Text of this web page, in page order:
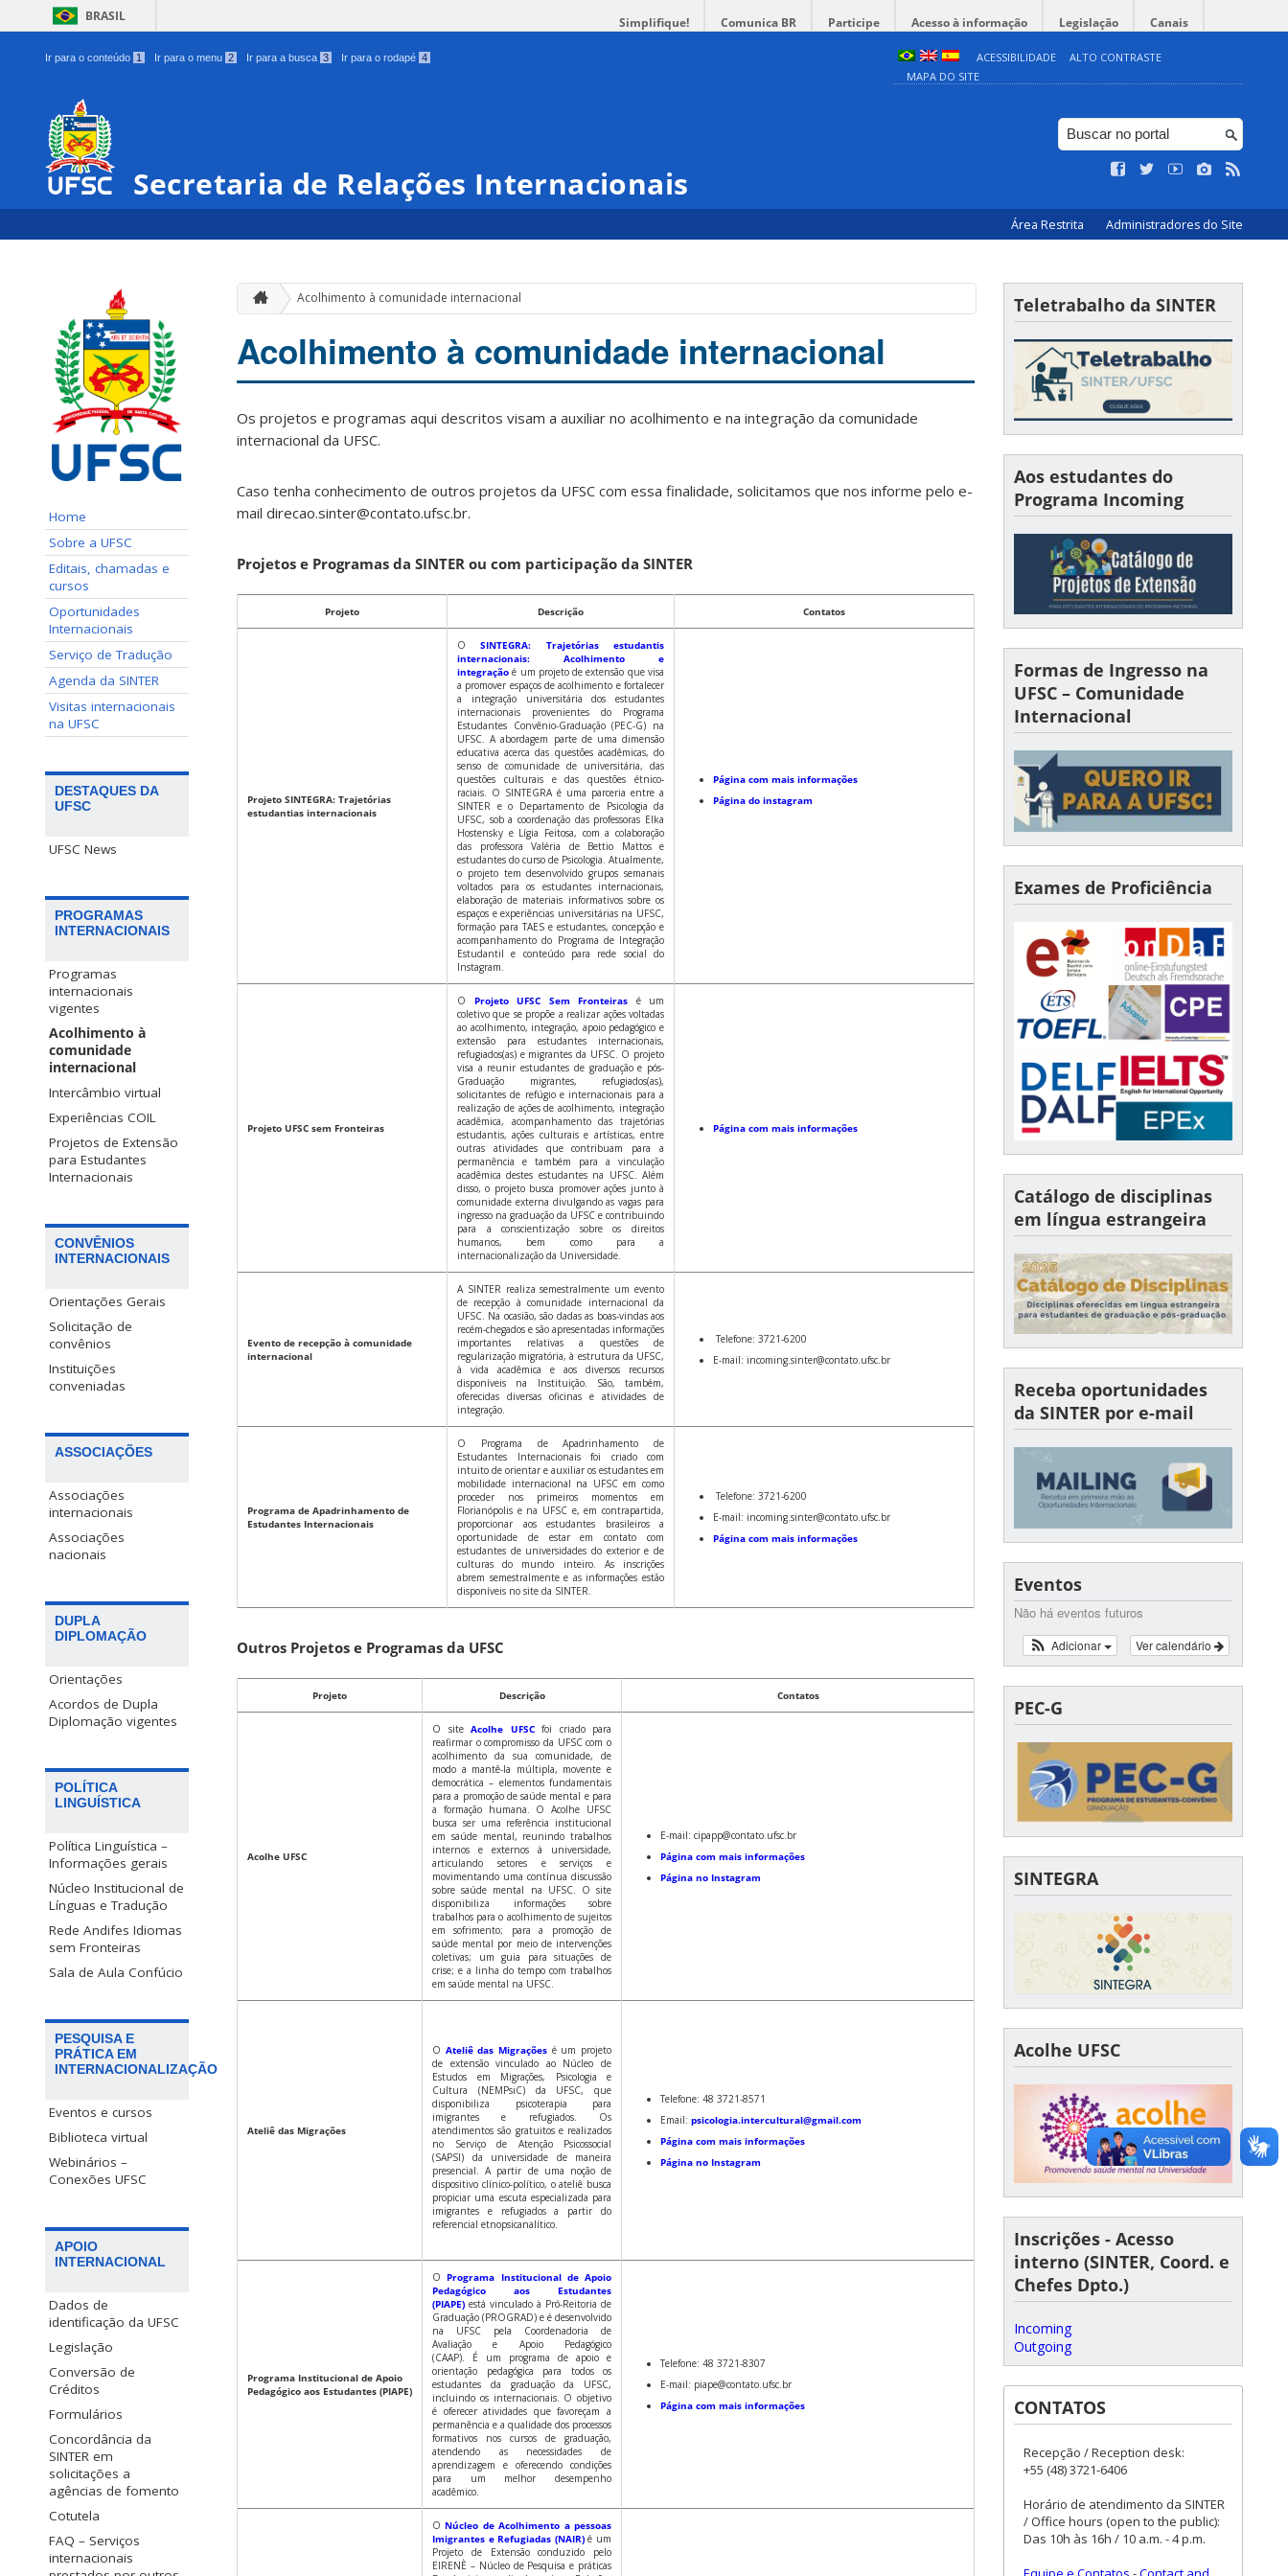
BRASIL Simplifique! Comunica BR Participe Acesso à informação Legislação Canais
Ir para o conteúdo 1 Ir para o menu 2 Ir para a busca 3 Ir para o rodapé 4 ACESSIBILIDADE
ALTO CONTRASTE
MAPA DO SITE
Secretaria de Relações Internacionais
Área Restrita Administradores do Site
Home
Sobre a UFSC
Editais, chamadas e
cursos
Oportunidades
Internacionais
Serviço de Tradução
Agenda da SINTER
Visitas internacionais
na UFSC
DESTAQUES DA
UFSC
UFSC News
PROGRAMAS
INTERNACIONAIS
Programas
internacionais
vigentes
Acolhimento à
comunidade
internacional
Intercâmbio virtual
Experiências COIL
Projetos de Extensão
para Estudantes
Internacionais
CONVÊNIOS
INTERNACIONAIS
Orientações Gerais
Solicitação de
convênios
Instituições
conveniadas
ASSOCIAÇÕES
Associações
internacionais
Associações
nacionais
DUPLA
DIPLOMAÇÃO
Orientações
Acordos de Dupla
Diplomação vigentes
POLÍTICA
LINGUÍSTICA
Política Linguística –
Informações gerais
Núcleo Institucional de
Línguas e Tradução
Rede Andifes Idiomas
sem Fronteiras
Sala de Aula Confúcio
PESQUISA E
PRÁTICA EM
INTERNACIONALIZAÇÃO
Eventos e cursos
Biblioteca virtual
Webinários –
Conexões UFSC
APOIO
INTERNACIONAL
Dados de
identificação da UFSC
Legislação
Conversão de
Créditos
Formulários
Concordância da
SINTER em
solicitações a
agências de fomento
Cotutela
FAQ – Serviços
internacionais
Acolhimento à comunidade internacional
Acolhimento à comunidade internacional
Os projetos e programas aqui descritos visam a auxiliar no acolhimento e na integração da comunidade
internacional da UFSC.
Caso tenha conhecimento de outros projetos da UFSC com essa finalidade, solicitamos que nos informe pelo e-
mail direcao.sinter@contato.ufsc.br.
Projetos e Programas da SINTER ou com participação da SINTER
Projeto Descrição Contatos
Projeto SINTEGRA: Trajetórias
estudantias internacionais
OSINTEGRA: Trajetórias estudantis
internacionais: Acolhimento e
integração é um projeto de extensão que visa
a promover espaços de acolhimento e fortalecer
a integração universitária dos estudantes
internacionais provenientes do Programa
Estudantes Convênio-Graduação (PEC-G) na
UFSC. A abordagem parte de uma dimensão
educativa acerca das questões acadêmicas, do
senso de comunidade de universitária, das
questões culturais e das questões étnico-
raciais. O SINTEGRA é uma parceria entre a
SINTER e o Departamento de Psicologia da
UFSC, sob a coordenação das professoras Elka
Hostensky e Lígia Feitosa, com a colaboração
das professora Valéria de Bettio Mattos e
estudantes do curso de Psicologia. Atualmente,
o projeto tem desenvolvido grupos semanais
voltados para os estudantes internacionais,
elaboração de materiais informativos sobre os
espaços e experiências universitárias na UFSC,
formação para TAES e estudantes, concepção e
acompanhamento do Programa de Integração
Estudantil e conteúdo para rede social do
Instagram.
Página com mais informações
Página do instagram
Projeto UFSC sem Fronteiras
O Projeto UFSC Sem Fronteiras é um
coletivo que se propõe a realizar ações voltadas
ao acolhimento, integração, apoio pedagógico e
extensão para estudantes internacionais,
refugiados(as) e migrantes da UFSC. O projeto
visa a reunir estudantes de graduação e pós-
Graduação migrantes, refugiados(as),
solicitantes de refúgio e internacionais para a
realização de ações de acolhimento, integração
acadêmica, acompanhamento das trajetórias
estudantis, ações culturais e artísticas, entre
outras atividades que contribuam para a
permanência e também para a vinculação
acadêmica destes estudantes na UFSC. Além
disso, o projeto busca promover ações junto à
comunidade externa divulgando as vagas para
ingresso na graduação da UFSC e contribuindo
para a conscientização sobre os direitos
humanos, bem como para a
internacionalização da Universidade.
Página com mais informações
Evento de recepção à comunidade
internacional
A SINTER realiza semestralmente um evento
de recepção à comunidade internacional da
UFSC. Na ocasião, são dadas as boas-vindas aos
recém-chegados e são apresentadas informações
importantes relativas a questões de
regularização migratória, à estrutura da UFSC,
à vida acadêmica e aos diversos recursos
disponíveis na Instituição. São, também,
oferecidas diversas oficinas e atividades de
integração.
Telefone: 3721-6200
E-mail: incoming.sinter@contato.ufsc.br
Programa de Apadrinhamento de
Estudantes Internacionais
O Programa de Apadrinhamento de
Estudantes Internacionais foi criado com
intuito de orientar e auxiliar os estudantes em
mobilidade internacional na UFSC em como
proceder nos primeiros momentos em
Florianópolis e na UFSC e, em contrapartida,
proporcionar aos estudantes brasileiros a
oportunidade de estar em contato com
estudantes de universidades do exterior e de
culturas do mundo inteiro. As inscrições
abrem semestralmente e as informações estão
disponíveis no site da SINTER.
Telefone: 3721-6200
E-mail: incoming.sinter@contato.ufsc.br
Página com mais informações
Outros Projetos e Programas da UFSC
Projeto Descrição Contatos
Acolhe UFSC
O site Acolhe UFSCfoi criado para
reafirmar o compromisso da UFSC com o
acolhimento da sua comunidade, de
modo a mantê-la múltipla, movente e
democrática – elementos fundamentais
para a promoção de saúde mental e para
a formação humana. O Acolhe UFSC
busca ser uma referência institucional
em saúde mental, reunindo trabalhos
internos e externos à universidade,
articulando setores e serviços e
movimentando uma contínua discussão
sobre saúde mental na UFSC. O site
disponibiliza informações sobre
trabalhos para o acolhimento de sujeitos
em sofrimento; para a promoção de
saúde mental por meio de intervenções
coletivas; um guia para situações de
crise; e a linha do tempo com trabalhos
em saúde mental na UFSC.
E-mail: cipapp@contato.ufsc.br
Página com mais informações
Página no Instagram
Ateliê das Migrações
O Ateliê das Migrações é um projeto
de extensão vinculado ao Núcleo de
Estudos em Migrações, Psicologia e
Cultura (NEMPsiC) da UFSC, que
disponibiliza psicoterapia para
imigrantes e refugiados. Os
atendimentos são gratuitos e realizados
no Serviço de Atenção Psicossocial
(SAPSI) da universidade de maneira
presencial. A partir de uma noção de
dispositivo clínico-político, o ateliê busca
propiciar uma escuta especializada para
imigrantes e refugiados a partir do
referencial etnopsicanalítico.
Telefone: 48 3721-8571
Email: psicologia.intercultural@gmail.com
Página com mais informações
Página no Instagram
Programa Institucional de Apoio
Pedagógico aos Estudantes (PIAPE)
OPrograma Institucional de Apoio
Pedagógico aos Estudantes
(PIAPE) está vinculado à Pró-Reitoria de
Graduação (PROGRAD) e é desenvolvido
na UFSC pela Coordenadoria de
Avaliação e Apoio Pedagógico
(CAAP). É um programa de apoio e
orientação pedagógica para todos os
estudantes da graduação da UFSC,
incluindo os internacionais. O objetivo
é oferecer atividades que favoreçam a
permanência e a qualidade dos processos
formativos nos cursos de graduação,
atendendo as necessidades de
aprendizagem e oferecendo condições
para um melhor desempenho
acadêmico.
Telefone: 48 3721-8307
E-mail: piape@contato.ufsc.br
Página com mais informações
ONúcleo de Acolhimento a pessoas
Imigrantes e Refugiadas (NAIR)é um
Projeto de Extensão conduzido pelo
EIRENÈ – Núcleo de Pesquisa e práticas
Teletrabalho da SINTER
Aos estudantes do
Programa Incoming
Formas de Ingresso na
UFSC – Comunidade
Internacional
Exames de Proficiência
Catálogo de disciplinas
em língua estrangeira
Receba oportunidades
da SINTER por e-mail
Eventos
Não há eventos futuros
Ver calendário
Adicionar
PEC-G
SINTEGRA
Acolhe UFSC
Inscrições - Acesso
interno (SINTER, Coord. e
Chefes Dpto.)
Incoming
Outgoing
CONTATOS
Recepção / Reception desk:
+55 (48) 3721-6406
Horário de atendimento da SINTER
/ Office hours (open to the public):
Das 10h às 16h / 10 a.m. - 4 p.m.